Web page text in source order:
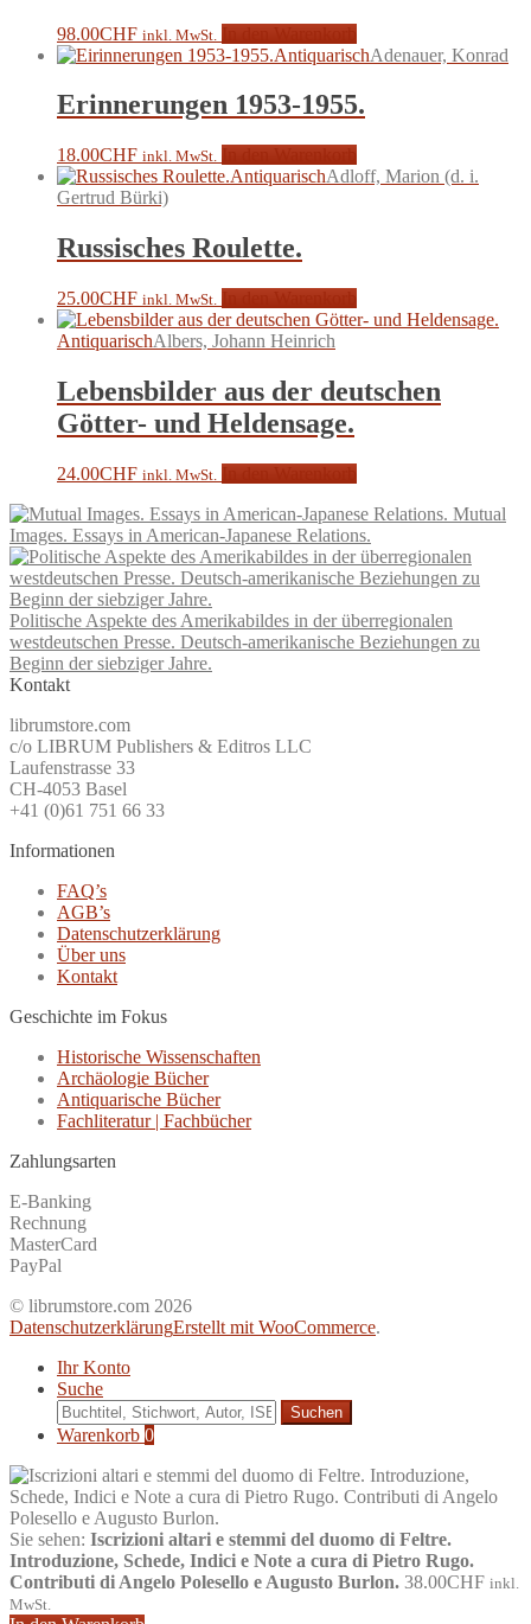
98.00CHF inkl. MwSt.
AntiquarischAdenauer, Konrad
Erinnerungen 1953-1955.
18.00CHF inkl. MwSt.
AntiquarischAdloff, Marion (d. i.
Gertrud Bürki)
Russisches Roulette.
25.00CHF inkl. MwSt.
AntiquarischAlbers, Johann Heinrich
Lebensbilder aus der deutschen
Götter- und Heldensage.
24.00CHF inkl. MwSt.
Mutual
Images. Essays in American-Japanese Relations.
Politische Aspekte des Amerikabildes in der überregionalen
westdeutschen Presse. Deutsch-amerikanische Beziehungen zu
Beginn der siebziger Jahre.
Kontakt
librumstore.com
c/o LIBRUM Publishers & Editros LLC
Laufenstrasse 33
CH-4053 Basel
+41 (0)61 751 66 33
Informationen
FAQ’s
AGB’s
Datenschutzerklärung
Über uns
Kontakt
Geschichte im Fokus
Historische Wissenschaften
Archäologie Bücher
Antiquarische Bücher
Fachliteratur | Fachbücher
Zahlungsarten
E-Banking
Rechnung
MasterCard
PayPal
© librumstore.com 2026
DatenschutzerklärungErstellt mit WooCommerce.
Ihr Konto
Suche
Suche
nach:
Warenkorb 0
Sie sehen: Iscrizioni altari e stemmi del duomo di Feltre.
Introduzione, Schede, Indici e Note a cura di Pietro Rugo.
Contributi di Angelo Polesello e Augusto Burlon. 38.00CHF inkl.
MwSt.